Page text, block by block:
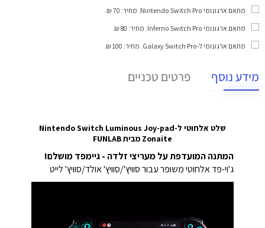
מתאם ארגונומי Nintendo Switch Pro
. מחיר: 70 ₪.
מתאם ארגונומי Inferno Switch Pro
. מחיר: 80 ₪.
מתאם ארגונומי ל-Galaxy Switch Pro
. מחיר: 100 ₪.
מידע נוסף פרטים טכניים
שלט אלחוטי ל-Nintendo Switch Luminous Joy-pad
Zonaite מבית FUNLAB
המתנה המועדפת על מעריצי זלדה - גיימפד מושלם!
ג'וי-פד אלחוטי משופר עבור סוויץ'/סוויץ' אולד/סוויץ' לייט